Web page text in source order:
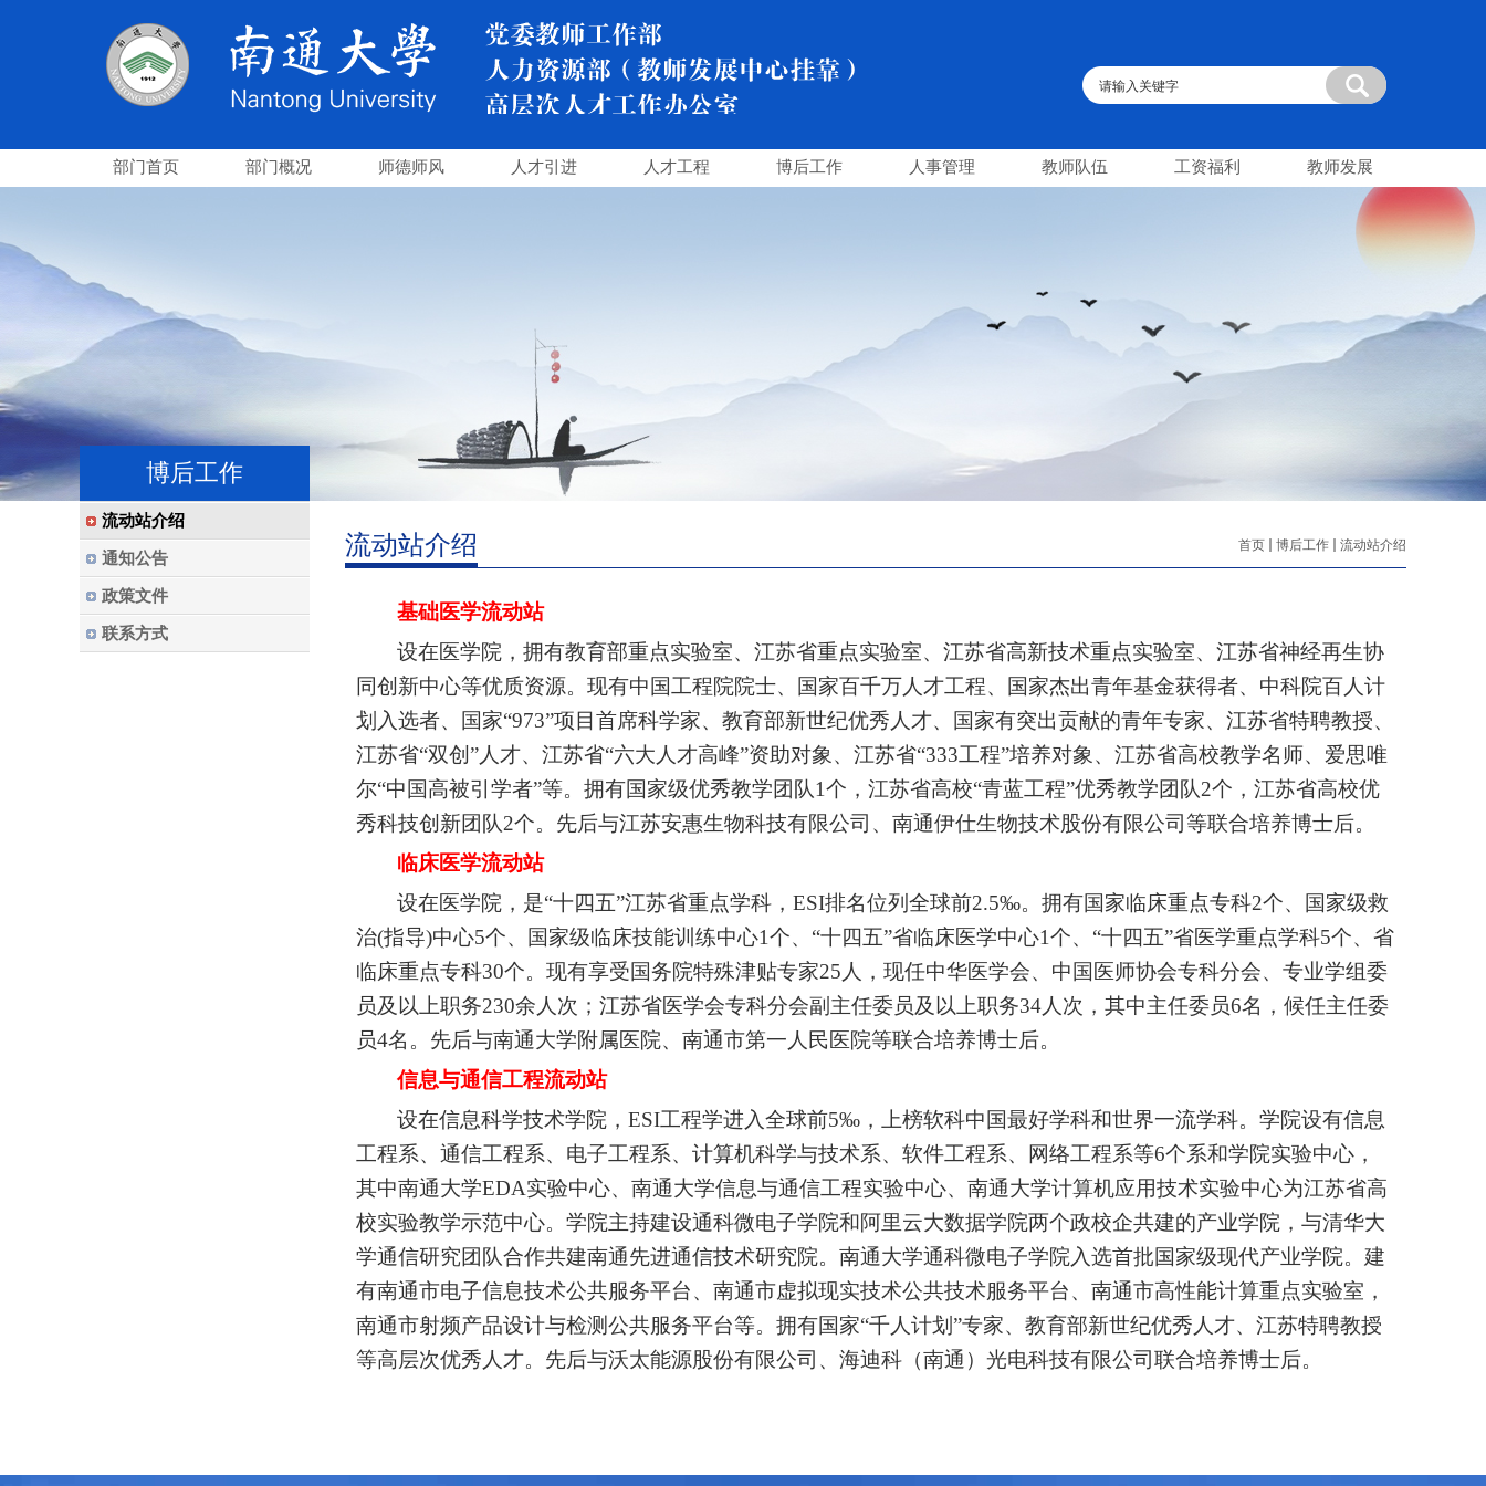
部门首页 部门概况 师德师风 人才引进 人才工程 博后工作 人事管理 教师队伍 工资福利 教师发展
博后工作
流动站介绍
通知公告
政策文件
联系方式
流动站介绍 首页 博后工作 流动站介绍
基础医学流动站
设在医学院，拥有教育部重点实验室、江苏省重点实验室、江苏省高新技术重点实验室、江苏省神经再生协
同创新中心等优质资源。现有中国工程院院士、国家百千万人才工程、国家杰出青年基金获得者、中科院百人计
划入选者、国家“973”项目首席科学家、教育部新世纪优秀人才、国家有突出贡献的青年专家、江苏省特聘教授、
江苏省“双创”人才、江苏省“六大人才高峰”资助对象、江苏省“333工程”培养对象、江苏省高校教学名师、爱思唯
尔“中国高被引学者”等。拥有国家级优秀教学团队1个，江苏省高校“青蓝工程”优秀教学团队2个，江苏省高校优
秀科技创新团队2个。先后与江苏安惠生物科技有限公司、南通伊仕生物技术股份有限公司等联合培养博士后。
临床医学流动站
设在医学院，是“十四五”江苏省重点学科， ESI排名位列全球前2.5‰。拥有国家临床重点专科2个、国家级救
治(指导)中心5个、国家级临床技能训练中心1个、“十四五”省临床医学中心1个、“十四五”省医学重点学科5个、省
临床重点专科30个。现有享受国务院特殊津贴专家25 人，现任中华医学会、中国医师协会专科分会、专业学组委
员及以上职务230余人次；江苏省医学会专科分会副主任委员及以上职务34人次，其中主任委员6名，候任主任委
员4名。先后与南通大学附属医院、南通市第一人民医院等联合培养博士后。
信息与通信工程流动站
设在信息科学技术学院， ESI工程学进入全球前5‰，上榜软科中国最好学科和世界一流学科。学院设有信息
工程系、通信工程系、电子工程系、计算机科学与技术系、软件工程系、网络工程系等6个系和学院实验中心，
其中南通大学EDA实验中心、南通大学信息与通信工程实验中心、南通大学计算机应用技术实验中心为江苏省高
校实验教学示范中心。学院主持建设通科微电子学院和阿里云大数据学院两个政校企共建的产业学院，与清华大
学通信研究团队合作共建南通先进通信技术研究院。南通大学通科微电子学院入选首批国家级现代产业学院。建
有南通市电子信息技术公共服务平台、南通市虚拟现实技术公共技术服务平台、南通市高性能计算重点实验室，
南通市射频产品设计与检测公共服务平台等。拥有国家“千人计划”专家、教育部新世纪优秀人才、江苏特聘教授
等高层次优秀人才。先后与沃太能源股份有限公司、海迪科（南通）光电科技有限公司联合培养博士后。